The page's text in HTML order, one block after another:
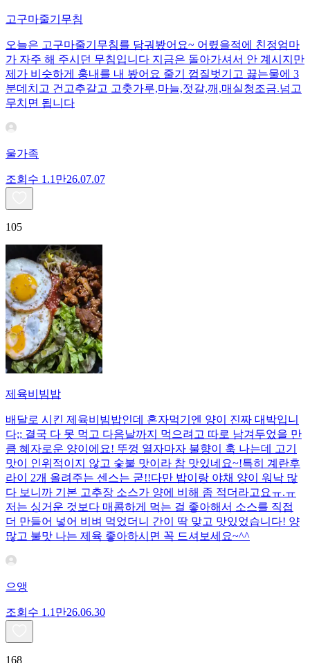
고구마줄기무침
오늘은 고구마줄기무침를 담궈봤어요~ 어렸을적에 친정엄마
가 자주 해 주시던 무침입니다 지금은 돌아가셔서 안 계시지만
제가 비슷하게 훙내를 내 봤어요 줄기 껍질벗기고 끓는물에 3
분데치고 건고추갈고 고춧가루,마늘,젓갈,깨,매실청조금.넘고
무치면 됩니다
울가족
조회수 1.1만26.07.07
105
제육비빔밥
배달로 시킨 제육비빔밥인데 혼자먹기엔 양이 진짜 대박입니
다;; 결국 다 못 먹고 다음날까지 먹으려고 따로 남겨두었을 만
큼 혜자로운 양이에요! 뚜껑 열자마자 불향이 훅 나는데 고기
맛이 인위적이지 않고 숯불 맛이라 참 맛있네요~!특히 계란후
라이 2개 올려주는 센스는 굳!! ​다만 밥이랑 야채 양이 워낙 많
다 보니까 기본 고추장 소스가 양에 비해 좀 적더라고요ㅠ.ㅠ
저는 싱거운 것보다 매콤하게 먹는 걸 좋아해서 소스를 직접
더 만들어 넣어 비벼 먹었더니 간이 딱 맞고 맛있었습니다! 양
많고 불맛 나는 제육 좋아하시면 꼭 드셔보세요~^^
으앵
조회수 1.1만26.06.30
168